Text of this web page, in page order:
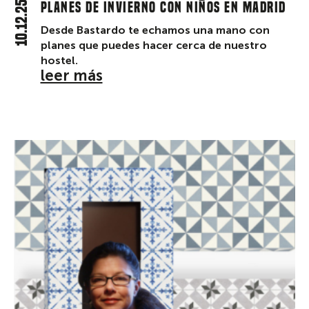
Planes de invierno con niños en Madrid
10.12.25
Desde Bastardo te echamos una mano con
planes que puedes hacer cerca de nuestro
hostel.
leer más